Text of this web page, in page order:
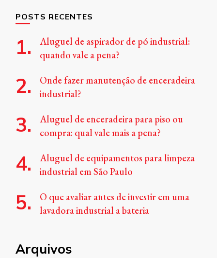
POSTS RECENTES
Aluguel de aspirador de pó industrial:
quando vale a pena?
Onde fazer manutenção de enceradeira
industrial?
Aluguel de enceradeira para piso ou
compra: qual vale mais a pena?
Aluguel de equipamentos para limpeza
industrial em São Paulo
O que avaliar antes de investir em uma
lavadora industrial a bateria
Arquivos